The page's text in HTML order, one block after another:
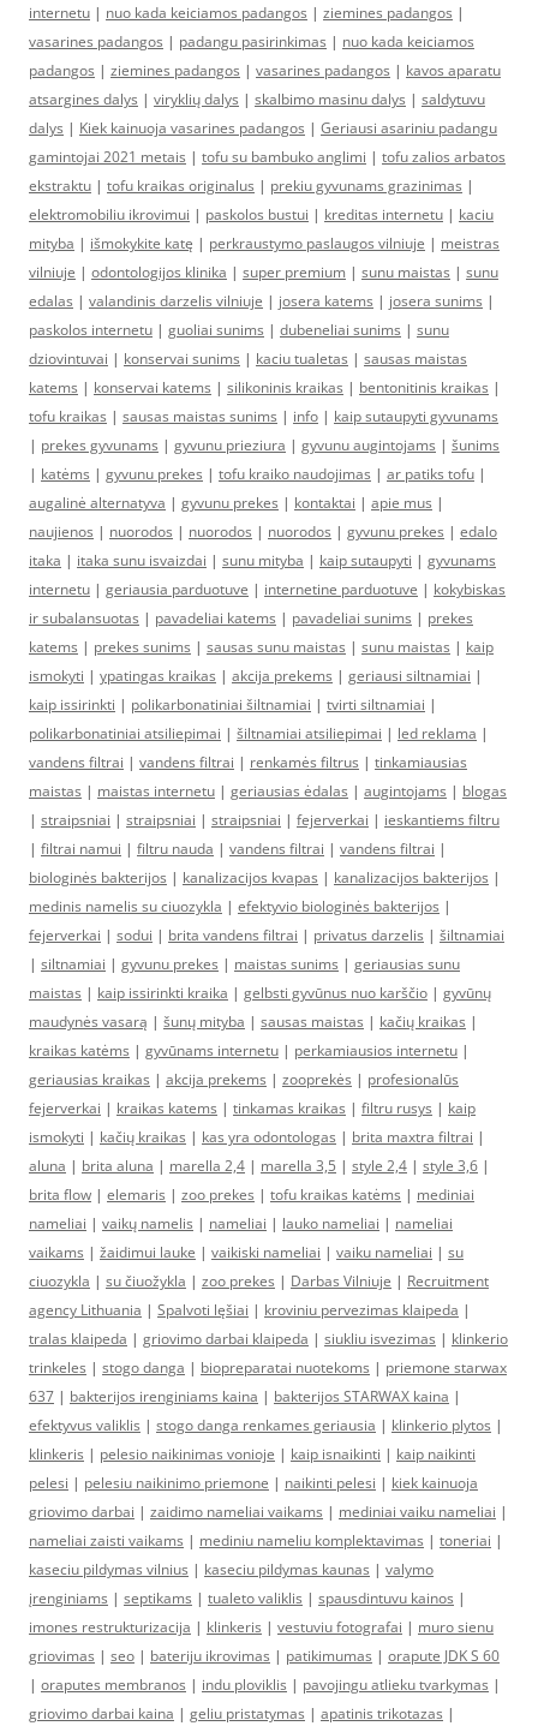
internetu | nuo kada keiciamos padangos | ziemines padangos |
vasarines padangos | padangu pasirinkimas | nuo kada keiciamos
padangos | ziemines padangos | vasarines padangos | kavos aparatu
atsargines dalys | viryklių dalys | skalbimo masinu dalys | saldytuvu
dalys | Kiek kainuoja vasarines padangos | Geriausi asariniu padangu
gamintojai 2021 metais | tofu su bambuko anglimi | tofu zalios arbatos
ekstraktu | tofu kraikas originalus | prekiu gyvunams grazinimas |
elektromobiliu ikrovimui | paskolos bustui | kreditas internetu | kaciu
mityba | išmokykite katę | perkraustymo paslaugos vilniuje | meistras
vilniuje | odontologijos klinika | super premium | sunu maistas | sunu
edalas | valandinis darzelis vilniuje | josera katems | josera sunims |
paskolos internetu | guoliai sunims | dubeneliai sunims | sunu
dziovintuvai | konservai sunims | kaciu tualetas | sausas maistas
katems | konservai katems | silikoninis kraikas | bentonitinis kraikas |
tofu kraikas | sausas maistas sunims | info | kaip sutaupyti gyvunams
| prekes gyvunams | gyvunu prieziura | gyvunu augintojams | šunims
| katėms | gyvunu prekes | tofu kraiko naudojimas | ar patiks tofu |
augalinė alternatyva | gyvunu prekes | kontaktai | apie mus |
naujienos | nuorodos | nuorodos | nuorodos | gyvunu prekes | edalo
itaka | itaka sunu isvaizdai | sunu mityba | kaip sutaupyti | gyvunams
internetu | geriausia parduotuve | internetine parduotuve | kokybiskas
ir subalansuotas | pavadeliai katems | pavadeliai sunims | prekes
katems | prekes sunims | sausas sunu maistas | sunu maistas | kaip
ismokyti | ypatingas kraikas | akcija prekems | geriausi siltnamiai |
kaip issirinkti | polikarbonatiniai šiltnamiai | tvirti siltnamiai |
polikarbonatiniai atsiliepimai | šiltnamiai atsiliepimai | led reklama |
vandens filtrai | vandens filtrai | renkamės filtrus | tinkamiausias
maistas | maistas internetu | geriausias ėdalas | augintojams | blogas
| straipsniai | straipsniai | straipsniai | fejerverkai | ieskantiems filtru
| filtrai namui | filtru nauda | vandens filtrai | vandens filtrai |
biologinės bakterijos | kanalizacijos kvapas | kanalizacijos bakterijos |
medinis namelis su ciuozykla | efektyvio biologinės bakterijos |
fejerverkai | sodui | brita vandens filtrai | privatus darzelis | šiltnamiai
| siltnamiai | gyvunu prekes | maistas sunims | geriausias sunu
maistas | kaip issirinkti kraika | gelbsti gyvūnus nuo karščio | gyvūnų
maudynės vasarą | šunų mityba | sausas maistas | kačių kraikas |
kraikas katėms | gyvūnams internetu | perkamiausios internetu |
geriausias kraikas | akcija prekems | zooprekės | profesionalūs
fejerverkai | kraikas katems | tinkamas kraikas | filtru rusys | kaip
ismokyti | kačių kraikas | kas yra odontologas | brita maxtra filtrai |
aluna | brita aluna | marella 2,4 | marella 3,5 | style 2,4 | style 3,6 |
brita flow | elemaris | zoo prekes | tofu kraikas katėms | mediniai
nameliai | vaikų namelis | nameliai | lauko nameliai | nameliai
vaikams | žaidimui lauke | vaikiski nameliai | vaiku nameliai | su
ciuozykla | su čiuožykla | zoo prekes | Darbas Vilniuje | Recruitment
agency Lithuania | Spalvoti lęšiai | kroviniu pervezimas klaipeda |
tralas klaipeda | griovimo darbai klaipeda | siukliu isvezimas | klinkerio
trinkeles | stogo danga | biopreparatai nuotekoms | priemone starwax
637 | bakterijos irenginiams kaina | bakterijos STARWAX kaina |
efektyvus valiklis | stogo danga renkames geriausia | klinkerio plytos |
klinkeris | pelesio naikinimas vonioje | kaip isnaikinti | kaip naikinti
pelesi | pelesiu naikinimo priemone | naikinti pelesi | kiek kainuoja
griovimo darbai | zaidimo nameliai vaikams | mediniai vaiku nameliai |
nameliai zaisti vaikams | mediniu nameliu komplektavimas | toneriai |
kaseciu pildymas vilnius | kaseciu pildymas kaunas | valymo
įrenginiams | septikams | tualeto valiklis | spausdintuvu kainos |
imones restrukturizacija | klinkeris | vestuviu fotografai | muro sienu
griovimas | seo | bateriju ikrovimas | patikimumas | orapute JDK S 60
| oraputes membranos | indu ploviklis | pavojingu atlieku tvarkymas |
griovimo darbai kaina | geliu pristatymas | apatinis trikotazas |